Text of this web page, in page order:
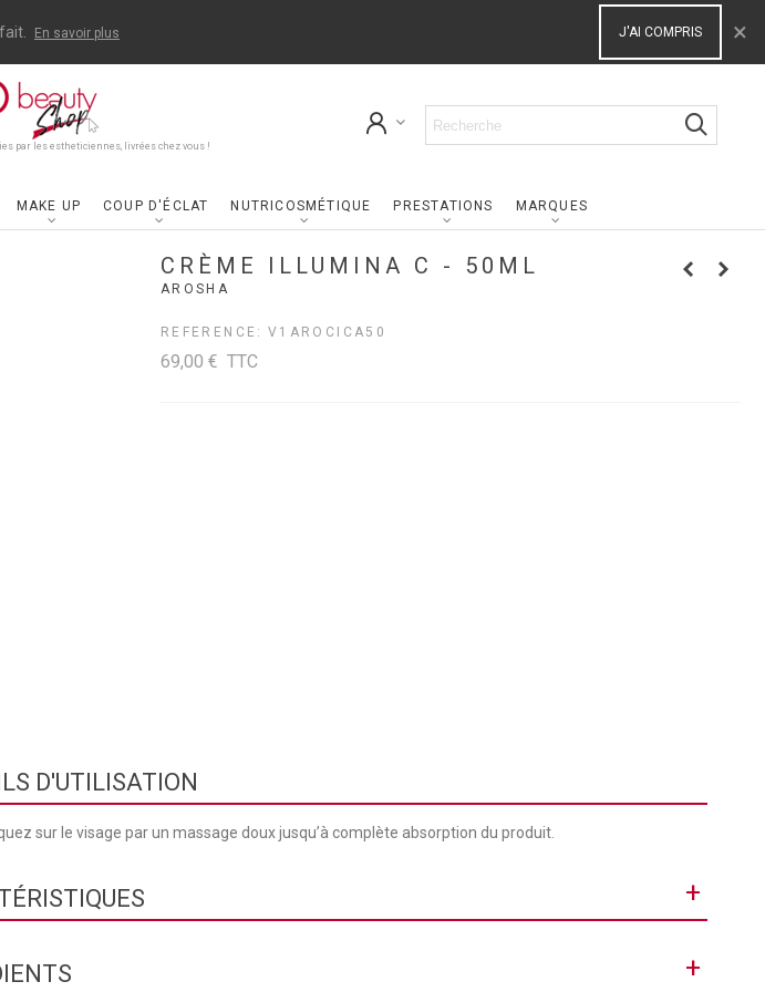
En savoir plus J'AI COMPRIS ×
par les estheticiennes, livrées chez vous !
MAKE UP COUP D'ÉCLAT NUTRICOSMÉTIQUE PRESTATIONS MARQUES
CRÈME ILLUMINA C - 50ML
AROSHA
REFERENCE: V1AROCICA50
69,00 € TTC
D'UTILISATION
sur le visage par un massage doux jusqu’à complète absorption du produit.
+
+